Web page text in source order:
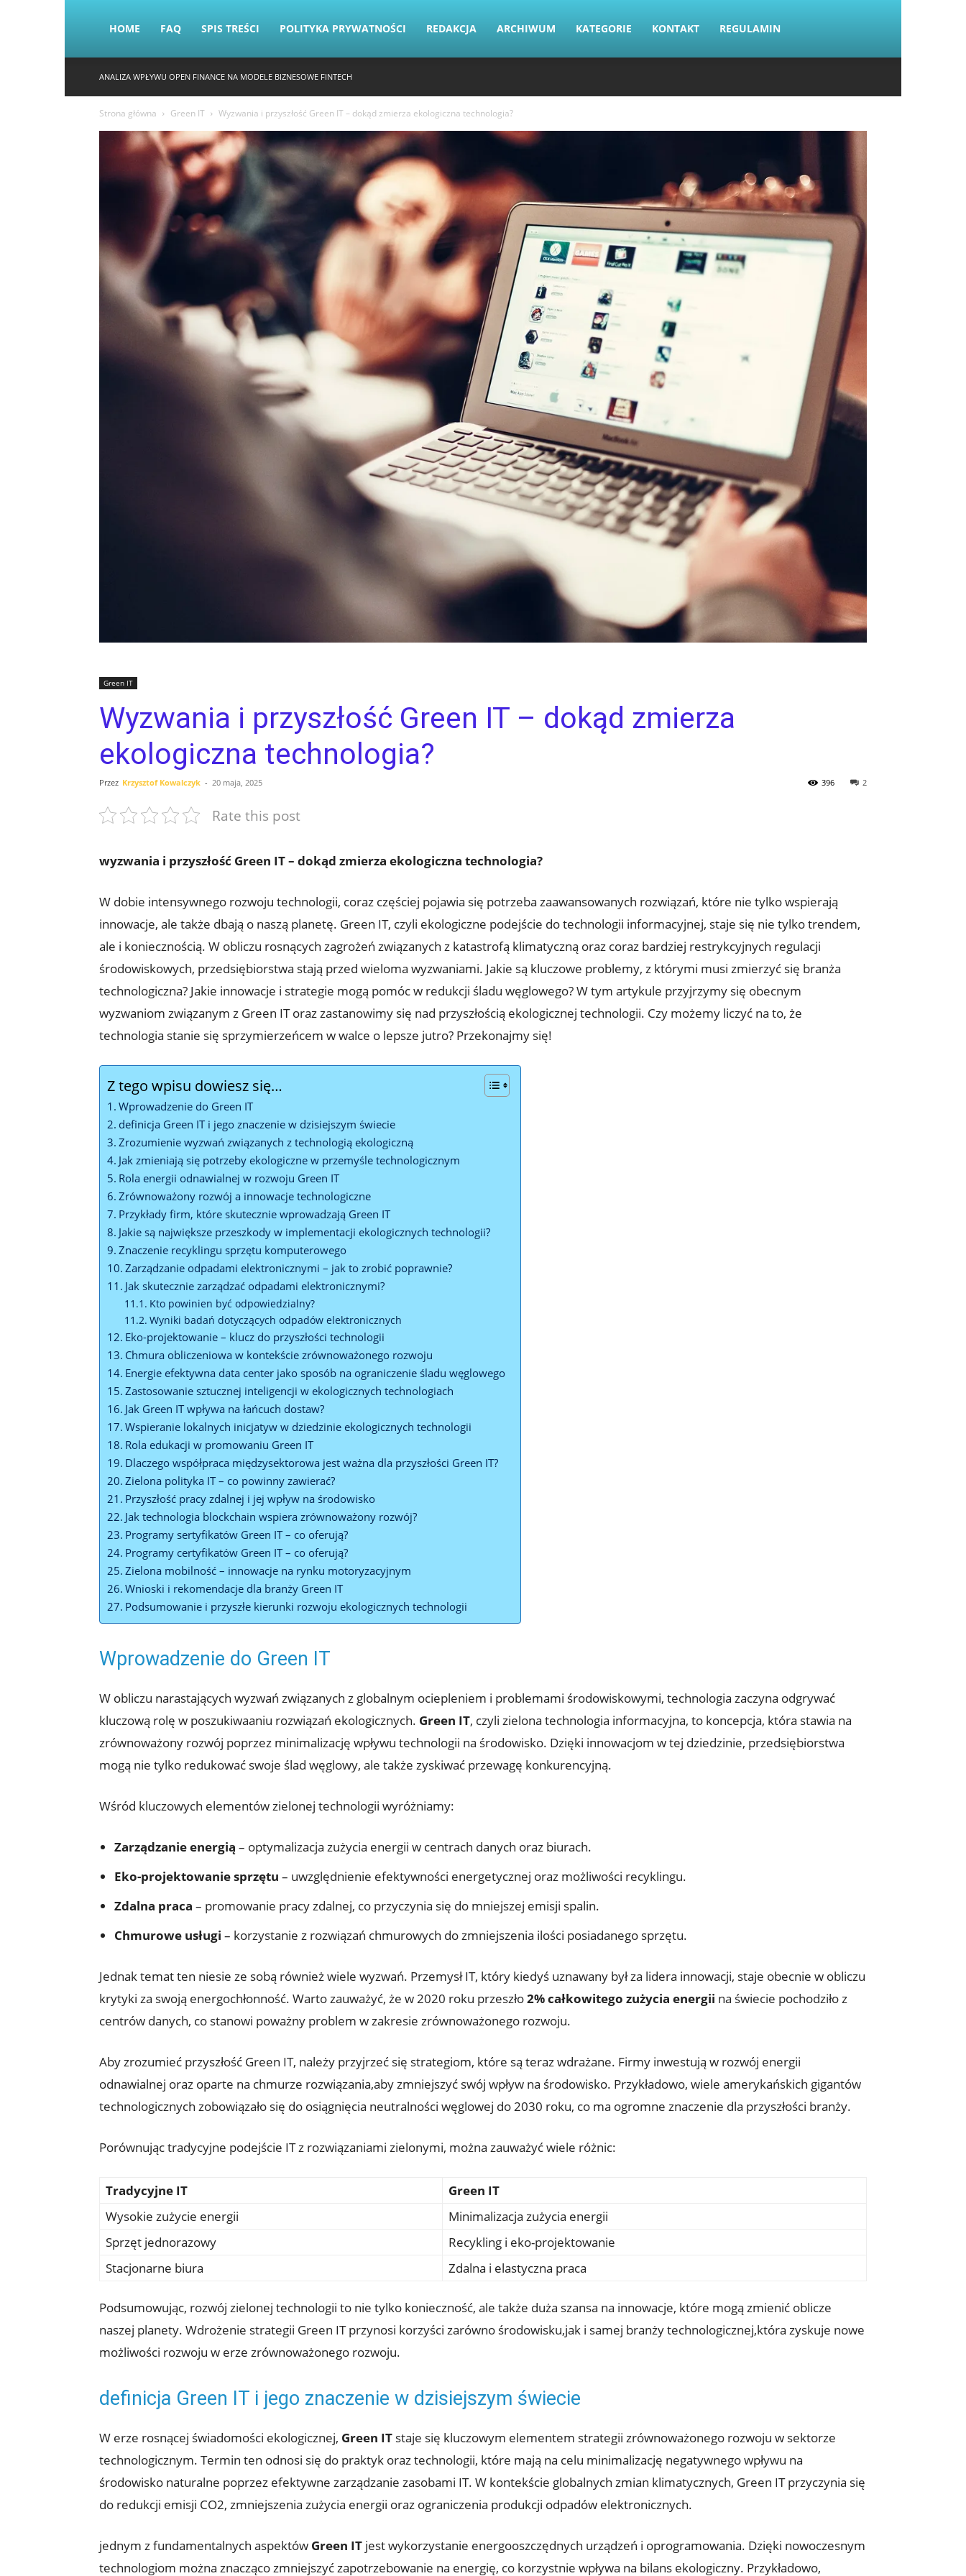
HOME FAQ SPIS TREŚCI POLITYKA PRYWATNOŚCI REDAKCJA ARCHIWUM KATEGORIE KONTAKT REGULAMIN
ANALIZA WPŁYWU OPEN FINANCE NA MODELE BIZNESOWE FINTECH
Strona główna Green IT Wyzwania i przyszłość Green IT – dokąd zmierza ekologiczna technologia?
Green IT
Wyzwania i przyszłość Green IT – dokąd zmierza
ekologiczna technologia?
Przez Krzysztof Kowalczyk - 20 maja, 2025 2
396
Rate this post
wyzwania i przyszłość Green IT – dokąd zmierza ekologiczna technologia?
W dobie intensywnego rozwoju technologii, coraz częściej pojawia się potrzeba zaawansowanych rozwiązań, które nie tylko wspierają
innowacje, ale także dbają o naszą planetę. Green IT, czyli ekologiczne podejście do technologii informacyjnej, staje się nie tylko trendem,
ale i koniecznością. W obliczu rosnących zagrożeń związanych z katastrofą klimatyczną oraz coraz bardziej restrykcyjnych regulacji
środowiskowych, przedsiębiorstwa stają przed wieloma wyzwaniami. Jakie są kluczowe problemy, z którymi musi zmierzyć się branża
technologiczna? Jakie innowacje i strategie mogą pomóc w redukcji śladu węglowego? W tym artykule przyjrzymy się obecnym
wyzwaniom związanym z Green IT oraz zastanowimy się nad przyszłością ekologicznej technologii. Czy możemy liczyć na to, że
technologia stanie się sprzymierzeńcem w walce o lepsze jutro? Przekonajmy się!
Z tego wpisu dowiesz się…
Wprowadzenie do Green IT
definicja Green IT i jego znaczenie w dzisiejszym świecie
Zrozumienie wyzwań związanych z technologią ekologiczną
Jak zmieniają się potrzeby ekologiczne w przemyśle technologicznym
Rola energii odnawialnej w rozwoju Green IT
Zrównoważony rozwój a innowacje technologiczne
Przykłady firm, które skutecznie wprowadzają Green IT
Jakie są największe przeszkody w implementacji ekologicznych technologii?
Znaczenie recyklingu sprzętu komputerowego
Zarządzanie odpadami elektronicznymi – jak to zrobić poprawnie?
Jak skutecznie zarządzać odpadami elektronicznymi?
Kto powinien być odpowiedzialny?
Wyniki badań dotyczących odpadów elektronicznych
Eko-projektowanie – klucz do przyszłości technologii
Chmura obliczeniowa w kontekście zrównoważonego rozwoju
Energie efektywna data center jako sposób na ograniczenie śladu węglowego
Zastosowanie sztucznej inteligencji w ekologicznych technologiach
Jak Green IT wpływa na łańcuch dostaw?
Wspieranie lokalnych inicjatyw w dziedzinie ekologicznych technologii
Rola edukacji w promowaniu Green IT
Dlaczego współpraca międzysektorowa jest ważna dla przyszłości Green IT?
Zielona polityka IT – co powinny zawierać?
Przyszłość pracy zdalnej i jej wpływ na środowisko
Jak technologia blockchain wspiera zrównoważony rozwój?
Programy sertyfikatów Green IT – co oferują?
Programy certyfikatów Green IT – co oferują?
Zielona mobilność – innowacje na rynku motoryzacyjnym
Wnioski i rekomendacje dla branży Green IT
Podsumowanie i przyszłe kierunki rozwoju ekologicznych technologii
Wprowadzenie do Green IT
W obliczu narastających wyzwań związanych z globalnym ociepleniem i problemami środowiskowymi, technologia zaczyna odgrywać
kluczową rolę w poszukiwaaniu rozwiązań ekologicznych. Green IT, czyli zielona technologia informacyjna, to koncepcja, która stawia na
zrównoważony rozwój poprzez minimalizację wpływu technologii na środowisko. Dzięki innowacjom w tej dziedzinie, przedsiębiorstwa
mogą nie tylko redukować swoje ślad węglowy, ale także zyskiwać przewagę konkurencyjną.
Wśród kluczowych elementów zielonej technologii wyróżniamy:
Zarządzanie energią – optymalizacja zużycia energii w centrach danych oraz biurach.
Eko-projektowanie sprzętu – uwzględnienie efektywności energetycznej oraz możliwości recyklingu.
Zdalna praca – promowanie pracy zdalnej, co przyczynia się do mniejszej emisji spalin.
Chmurowe usługi – korzystanie z rozwiązań chmurowych do zmniejszenia ilości posiadanego sprzętu.
Jednak temat ten niesie ze sobą również wiele wyzwań. Przemysł IT, który kiedyś uznawany był za lidera innowacji, staje obecnie w obliczu
krytyki za swoją energochłonność. Warto zauważyć, że w 2020 roku przeszło2% całkowitego zużycia energii na świecie pochodziło z
centrów danych, co stanowi poważny problem w zakresie zrównoważonego rozwoju.
Aby zrozumieć przyszłość Green IT, należy przyjrzeć się strategiom, które są teraz wdrażane. Firmy inwestują w rozwój energii
odnawialnej oraz oparte na chmurze rozwiązania,aby zmniejszyć swój wpływ na środowisko. Przykładowo, wiele amerykańskich gigantów
technologicznych zobowiązało się do osiągnięcia neutralności węglowej do 2030 roku, co ma ogromne znaczenie dla przyszłości branży.
Porównując tradycyjne podejście IT z rozwiązaniami zielonymi, można zauważyć wiele różnic:
Tradycyjne IT
Green IT
Wysokie zużycie energii
Minimalizacja zużycia energii
Sprzęt jednorazowy
Recykling i eko-projektowanie
Stacjonarne biura
Zdalna i elastyczna praca
Podsumowując, rozwój zielonej technologii to nie tylko konieczność, ale także duża szansa na innowacje, które mogą zmienić oblicze
naszej planety. Wdrożenie strategii Green IT przynosi korzyści zarówno środowisku,jak i samej branży technologicznej,która zyskuje nowe
możliwości rozwoju w erze zrównoważonego rozwoju.
definicja Green IT i jego znaczenie w dzisiejszym świecie
W erze rosnącej świadomości ekologicznej, Green IT staje się kluczowym elementem strategii zrównoważonego rozwoju w sektorze
technologicznym. Termin ten odnosi się do praktyk oraz technologii, które mają na celu minimalizację negatywnego wpływu na
środowisko naturalne poprzez efektywne zarządzanie zasobami IT. W kontekście globalnych zmian klimatycznych, Green IT przyczynia się
do redukcji emisji CO2, zmniejszenia zużycia energii oraz ograniczenia produkcji odpadów elektronicznych.
jednym z fundamentalnych aspektów Green IT jest wykorzystanie energooszczędnych urządzeń i oprogramowania. Dzięki nowoczesnym
technologiom można znacząco zmniejszyć zapotrzebowanie na energię, co korzystnie wpływa na bilans ekologiczny. Przykładowo,